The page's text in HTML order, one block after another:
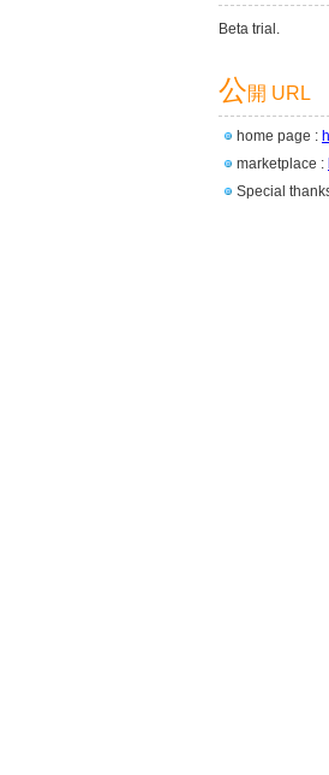
Beta trial.
公開 URL
home page :
marketplace :
Special